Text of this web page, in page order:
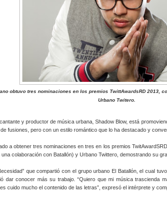
obtuvo tres nominaciones en los premios TwittAwardsRD 2013,
Urbano Twitero.
y productor de música urbana, Shadow Blow, está
fusiones, pero con un estilo romántico que lo ha destacado y
a obtener tres nominaciones en tres en los premios
colaboración con Batallón) y Urbano Twittero, demostrando su
que compartió con el grupo urbano El Batallón, el cual
dar conocer más su trabajo. “Quiero que mi música trascienda
cuido mucho el contenido de las letras”, expresó el intérprete y